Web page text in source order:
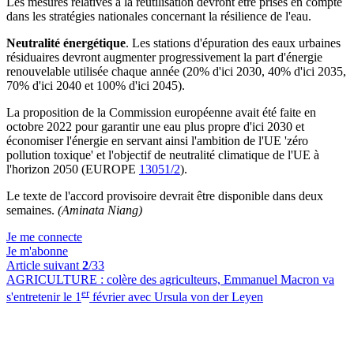
dans les stratégies nationales concernant la résilience de l'eau.
Neutralité énergétique. Les stations d'épuration des eaux urbaines
résiduaires devront augmenter progressivement la part d'énergie
renouvelable utilisée chaque année (20% d'ici 2030, 40% d'ici 2035,
70% d'ici 2040 et 100% d'ici 2045).
La proposition de la Commission européenne avait été faite en
octobre 2022 pour garantir une eau plus propre d'ici 2030 et
économiser l'énergie en servant ainsi l'ambition de l'UE 'zéro
pollution toxique' et l'objectif de neutralité climatique de l'UE à
l'horizon 2050 (EUROPE 13051/2).
Le texte de l'accord provisoire devrait être disponible dans deux
semaines. (Aminata Niang)
Je me connecte
Je m'abonne
Article suivant 2/33
AGRICULTURE : colère des agriculteurs, Emmanuel Macron va
s'entretenir le 1 erfévrier avec Ursula von der Leyen